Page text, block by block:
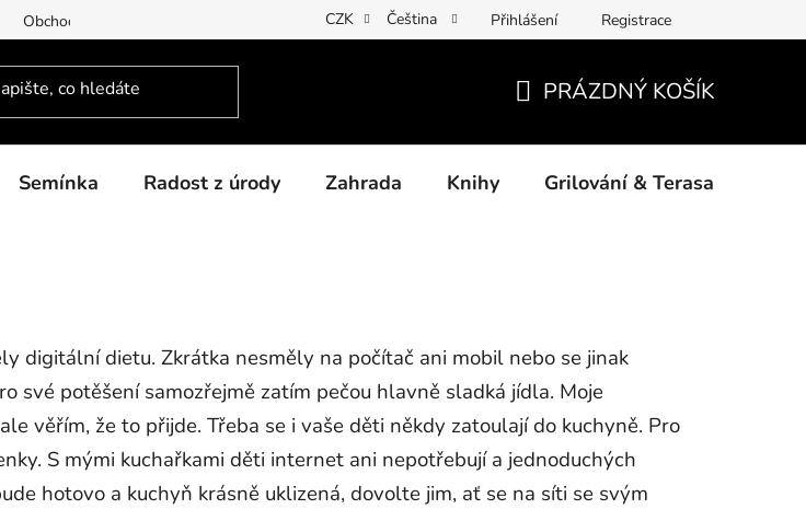
Obchodní podmínky Podmínky ochrany osobních údajů Povinné informace a odkazy ÚKZÚZ
CZK Čeština Přihlášení Registrace
KOŠÍK
PRÁZDNÝ KOŠÍK
Semínka Radost z úrody Zahrada Knihy Grilování & Terasa
digitální dietu. Zkrátka nesměly na počítač ani mobil nebo se jinak
své potěšení samozřejmě zatím pečou hlavně sladká jídla. Moje
věřím, že to přijde. Třeba se i vaše děti někdy zatoulají do kuchyně. Pro
S mými kuchařkami děti internet ani nepotřebují a jednoduchých
hotovo a kuchyň krásně uklizená, dovolte jim, ať se na síti se svým